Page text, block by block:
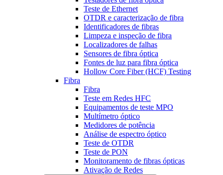
Teste de Ethernet
OTDR e caracterização de fibra
Identificadores de fibras
Limpeza e inspeção de fibra
Localizadores de falhas
Sensores de fibra óptica
Fontes de luz para fibra óptica
Hollow Core Fiber (HCF) Testing
Fibra
Fibra
Teste em Redes HFC
Equipamentos de teste MPO
Multímetro óptico
Medidores de potência
Análise de espectro óptico
Teste de OTDR
Teste de PON
Monitoramento de fibras ópticas
Ativação de Redes